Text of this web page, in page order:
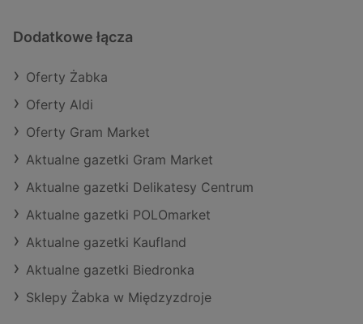
Dodatkowe łącza
Oferty Żabka
Oferty Aldi
Oferty Gram Market
Aktualne gazetki Gram Market
Aktualne gazetki Delikatesy Centrum
Aktualne gazetki POLOmarket
Aktualne gazetki Kaufland
Aktualne gazetki Biedronka
Sklepy Żabka w Międzyzdroje